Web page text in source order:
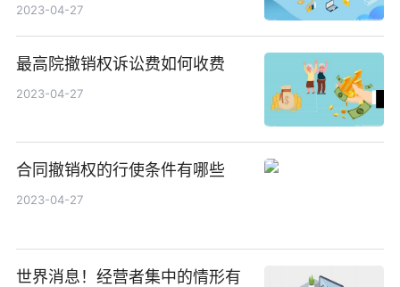
2023-04-27
最高院撤销权诉讼费如何收费
2023-04-27
合同撤销权的行使条件有哪些
2023-04-27
世界消息！经营者集中的情形有